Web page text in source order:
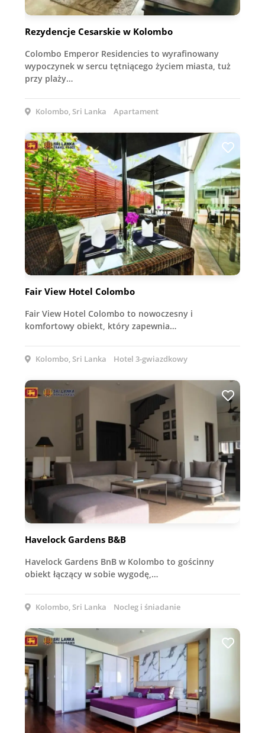
Rezydencje Cesarskie w Kolombo
Colombo Emperor Residencies to wyrafinowany
wypoczynek w sercu tętniącego życiem miasta, tuż
przy plaży…
Kolombo, Sri Lanka Apartament
Fair View Hotel Colombo
Fair View Hotel Colombo to nowoczesny i
komfortowy obiekt, który zapewnia…
Kolombo, Sri Lanka Hotel 3-gwiazdkowy
Havelock Gardens B&B
Havelock Gardens BnB w Kolombo to gościnny
obiekt łączący w sobie wygodę,…
Kolombo, Sri Lanka Nocleg i śniadanie